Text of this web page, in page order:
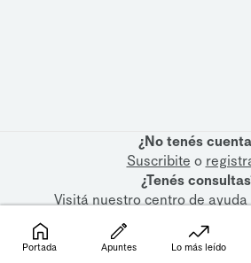
¿No tenés
Suscribite o
¿Tenés
Visitá nuestrocentro de ayuda
Portada Apuntes Lo más leído